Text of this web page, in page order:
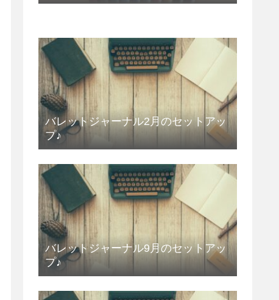
バレットジャーナル2月のセットアッ
プ♪
バレットジャーナル9月のセットアッ
プ♪